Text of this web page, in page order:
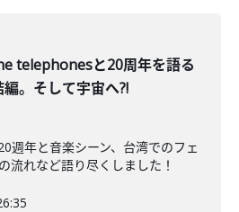
telephonesと20周年を語る
編。そして宇宙へ?!
週年と音楽シーン、台湾でのフェ
流れなど語り尽くしました！